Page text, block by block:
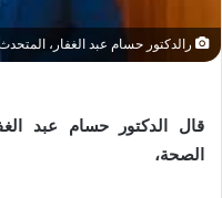
رالدكتور حسام عبد الغفار،
قال الدكتور حسام عبد
الصحة،